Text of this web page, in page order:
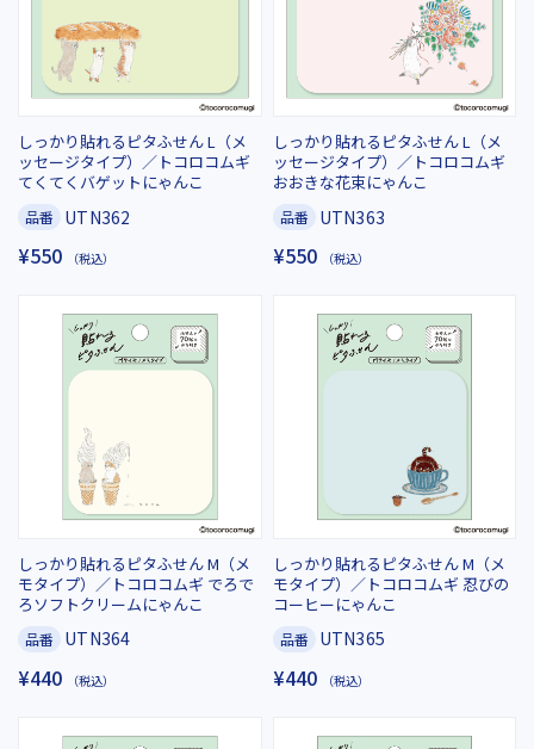
しっかり貼れるピタふせん L（メ
ッセージタイプ）／トコロコムギ
てくてくバゲットにゃんこ
品番 UTN362
¥550 （税込）
しっかり貼れるピタふせん L（メ
ッセージタイプ）／トコロコムギ
おおきな花束にゃんこ
品番 UTN363
¥550 （税込）
しっかり貼れるピタふせん M（メ
モタイプ）／トコロコムギ でろで
ろソフトクリームにゃんこ
品番 UTN364
¥440 （税込）
しっかり貼れるピタふせん M（メ
モタイプ）／トコロコムギ 忍びの
コーヒーにゃんこ
品番 UTN365
¥440 （税込）